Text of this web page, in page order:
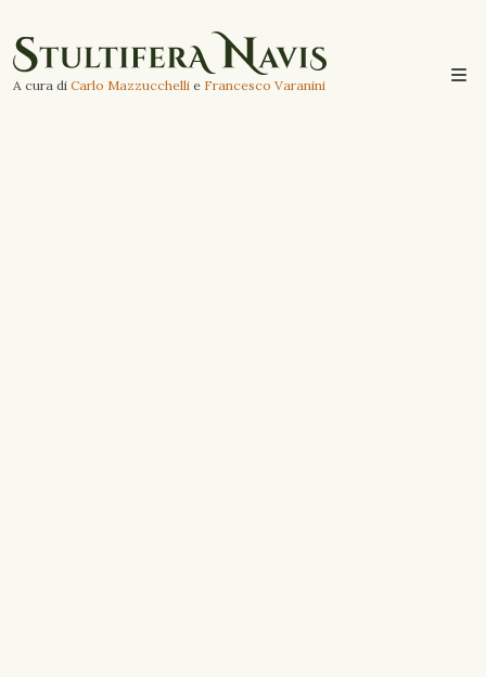
A cura di Carlo Mazzucchelli e Francesco Varanini